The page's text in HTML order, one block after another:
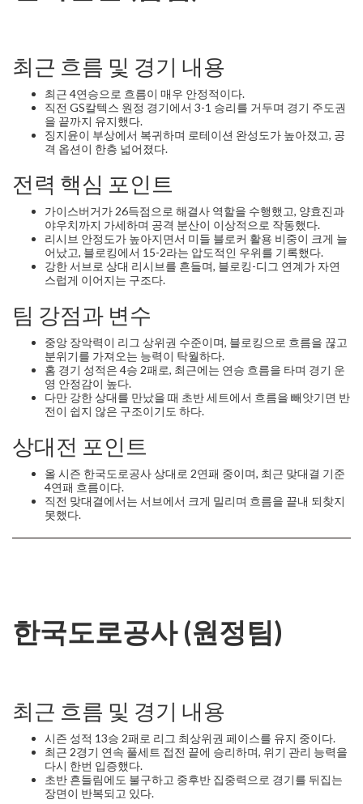
최근 흐름 및 경기 내용
최근 4연승으로 흐름이 매우 안정적이다.
직전 GS칼텍스 원정 경기에서 3-1 승리를 거두며 경기 주도권
을 끝까지 유지했다.
징지윤이 부상에서 복귀하며 로테이션 완성도가 높아졌고, 공
격 옵션이 한층 넓어졌다.
전력 핵심 포인트
가이스버거가 26득점으로 해결사 역할을 수행했고, 양효진과
야우치까지 가세하며 공격 분산이 이상적으로 작동했다.
리시브 안정도가 높아지면서 미들 블로커 활용 비중이 크게 늘
어났고, 블로킹에서 15-2라는 압도적인 우위를 기록했다.
강한 서브로 상대 리시브를 흔들며, 블로킹-디그 연계가 자연
스럽게 이어지는 구조다.
팀 강점과 변수
중앙 장악력이 리그 상위권 수준이며, 블로킹으로 흐름을 끊고
분위기를 가져오는 능력이 탁월하다.
홈 경기 성적은 4승 2패로, 최근에는 연승 흐름을 타며 경기 운
영 안정감이 높다.
다만 강한 상대를 만났을 때 초반 세트에서 흐름을 빼앗기면 반
전이 쉽지 않은 구조이기도 하다.
상대전 포인트
올 시즌 한국도로공사 상대로 2연패 중이며, 최근 맞대결 기준
4연패 흐름이다.
직전 맞대결에서는 서브에서 크게 밀리며 흐름을 끝내 되찾지
못했다.
한국도로공사 (원정팀)
최근 흐름 및 경기 내용
시즌 성적 13승 2패로 리그 최상위권 페이스를 유지 중이다.
최근 2경기 연속 풀세트 접전 끝에 승리하며, 위기 관리 능력을
다시 한번 입증했다.
초반 흔들림에도 불구하고 중후반 집중력으로 경기를 뒤집는
장면이 반복되고 있다.